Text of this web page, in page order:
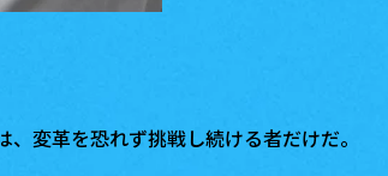
変革を恐れず挑戦し続ける者だけだ。